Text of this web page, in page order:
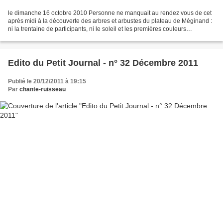
le dimanche 16 octobre 2010 Personne ne manquait au rendez vous de cet
après midi à la découverte des arbres et arbustes du plateau de Méginand :
ni la trentaine de participants, ni le soleil et les premières couleurs
Edito du Petit Journal - n° 32 Décembre 2011
Publié le 20/12/2011 à 19:15
Par chante-ruisseau